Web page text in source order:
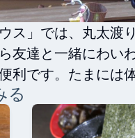
ス」では、丸太
友達と一緒にわい
利です。たまには
る